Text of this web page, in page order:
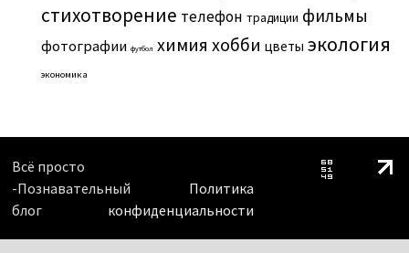
стихотворение телефон традиции фильмы
фотографии футбол химия хобби цветы экология
экономика
Всё просто
-Познавательный
блог
Политика
конфиденциальности